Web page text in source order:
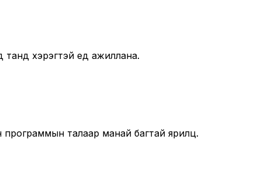
хэрэгтэй үед ажиллана.
талаар манай багтай ярилц.